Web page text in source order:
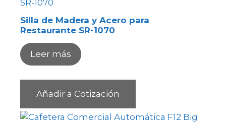
Silla de Madera y Acero para
Restaurante SR-1070
Leer más
Añadir a Cotización